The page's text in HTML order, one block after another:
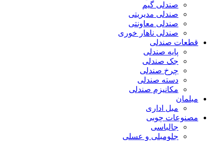
صندلی گیم
صندلی مدیریتی
صندلی معاونتی
صندلی ناهار خوری
قطعات صندلی
پایه صندلی
جک صندلی
چرخ صندلی
دسته صندلی
مکانیزم صندلی
مبلمان
مبل اداری
مصنوعات چوبی
جالباسی
جلومبلی و عسلی